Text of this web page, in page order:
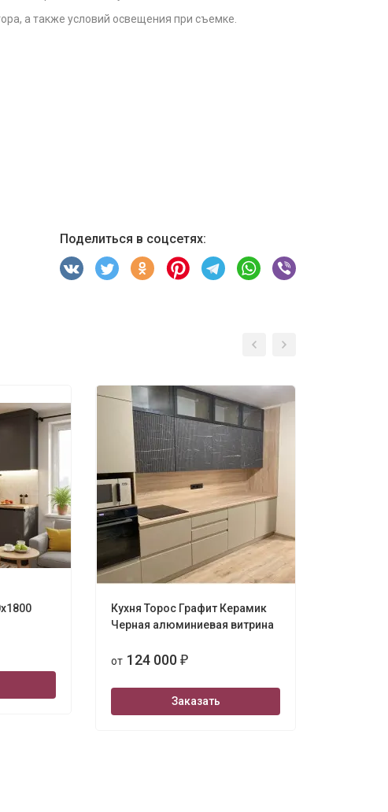
а также условий освещения при съемке.
Поделиться в соцсетях:
Кухня Торос Графит Керамик
Черная алюминиевая витрина
от 124 000 ₽
Заказать